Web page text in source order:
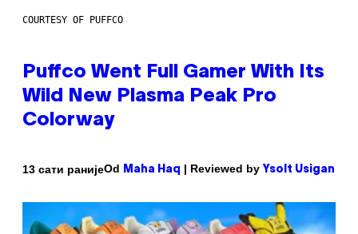
COURTESY OF PUFFCO
Puffco Went Full Gamer With Its
Wild New Plasma Peak Pro
Colorway
13 сати ранијеOd Maha Haq | Reviewed by Ysolt Usigan